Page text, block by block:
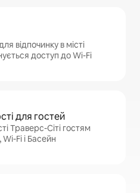
відпочинку в місті
доступ до Wi-Fi
для гостей
Траверс-Сіті гостям
Fi і Басейн